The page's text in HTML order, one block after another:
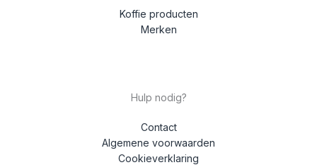
Koffie producten
Merken
Hulp nodig?
Contact
Algemene voorwaarden
Cookieverklaring